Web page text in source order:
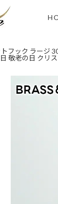
フック ラージ
敬老の日 クリス